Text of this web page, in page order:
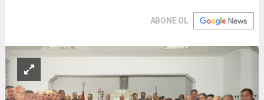
ABONE OL